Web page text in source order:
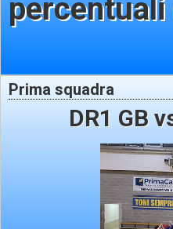
percentuali
Prima squadra
DR1 GB